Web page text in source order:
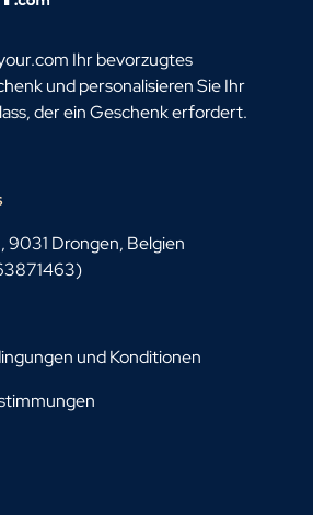
Ihr bevorzugtes
und personalisieren Sie Ihr
der ein Geschenk erfordert.
9031 Drongen, Belgien
und Konditionen